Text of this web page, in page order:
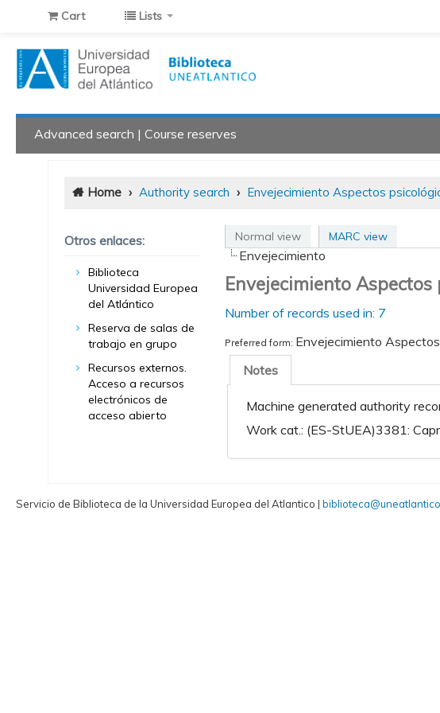
Cart Lists
Advanced search Course reserves
Home › Authority search › Envejecimiento Aspectos
Otros enlaces:
Biblioteca
Universidad Europea
del Atlántico
Reserva de salas de
trabajo en grupo
Recursos externos.
Acceso a recursos
electrónicos de
acceso abierto
Normal view MARC view
Envejecimiento
Envejecimiento
Number of records used in: 7
Preferred form: Envejecimiento
Notes
Machine generated authority
Work cat.: (ES-StUEA)3381:
Servicio de Biblioteca de la Universidad Europea del Atlantico |